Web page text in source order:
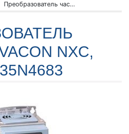
Преобразователь частоты Vacon NXC, NXP/NXS 135N4683
NXC,